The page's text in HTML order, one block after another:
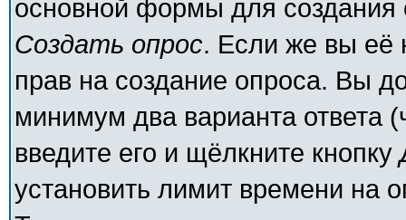
основной формы для
Создать опрос. Если же вы её
прав на создание опроса. Вы
минимум два варианта ответа
введите его и щёлкните кнопку
установить лимит времени на